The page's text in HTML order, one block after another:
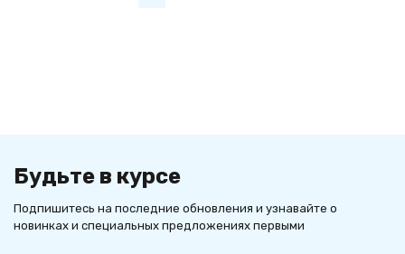
Будьте в курсе
Подпишитесь на последние обновления и узнавайте о
новинках и специальных предложениях первыми